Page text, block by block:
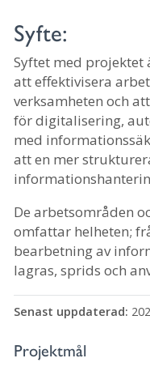
Syfte:
Syftet med
att effektivisera
verksamheten och
för digitalisering,
med
att en mer
De arbetsområden
omfattar helheten;
bearbetning av
lagras, sprids och
Senast uppdaterad:
Projektmål